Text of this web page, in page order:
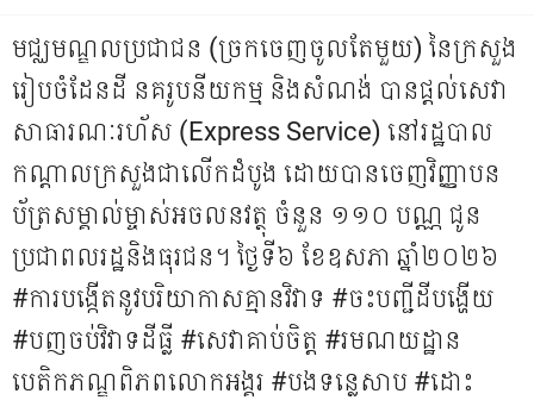
ជាលើកដំបូង ដោយបានចេញវិញ្ញាបនប័ត្រ
សម្គាល់ម្ចាស់អចលនវត្ថុ ចំនួន ១១០
បណ្ណ ជូនប្រជាពលរដ្ឋនិងធុរជន...
មជ្ឈមណ្ឌលប្រជាជន (ច្រកចេញចូលតែមួយ) នៃក្រសួង
រៀបចំដែនដី នគរូបនីយកម្ម និងសំណង់ បានផ្តល់សេវា
សាធារណៈរហ័ស (Express Service) នៅរដ្ឋបាល
កណ្តាលក្រសួងជាលើកដំបូង ដោយបានចេញវិញ្ញាបន
ប័ត្រសម្គាល់ម្ចាស់អចលនវត្ថុ ចំនួន ១១០ បណ្ណ ជូន
ប្រជាពលរដ្ឋនិងធុរជន។ ថ្ងៃ​ទី​៦ ខែ​ឧសភា ឆ្នាំ​២០២៦
#ការបង្កើតនូវបរិយាកាសគ្មានវិវាទ #ចះបញ្ជីដីបង្ហើយ
#បញចប់វិវាទដីធ្លី #សេវាគាប់ចិត្ត #រមណយដ្ឋាន
បេតិកភណ្ឌពិភពលោកអង្គរ #បងទន្លេសាប #ដោះ